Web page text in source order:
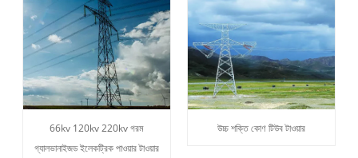
66kv 120kv 220kv গরম
গ্যালভানাইজড ইলেকট্রিক পাওয়ার টাওয়ার
উচ্চ শক্তি কোণ টিউব টাওয়ার